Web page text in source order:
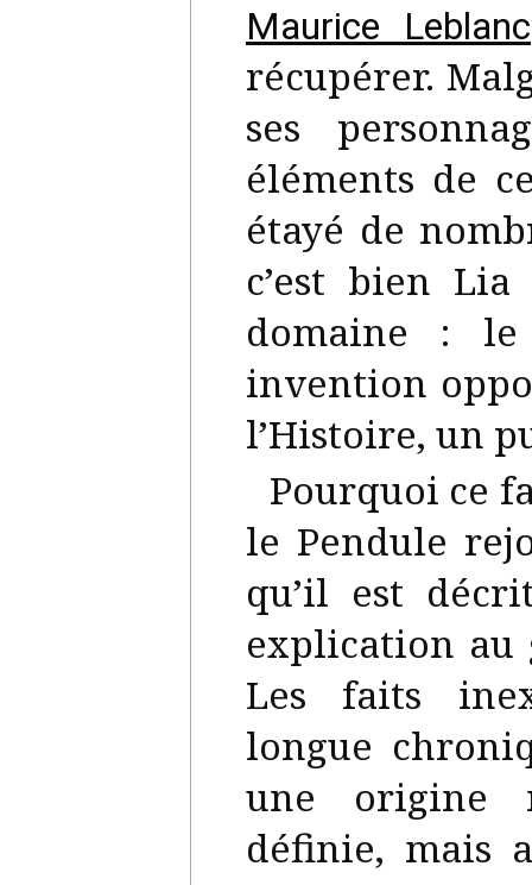
Maurice Leblanc
récupérer.
ses
éléments de
étayé de
c’est bien
domaine :
invention
l’Histoire, un
Pourquoi ce
le Pendule
qu’il est
explication au
Les faits
longue
une origine
définie, mais